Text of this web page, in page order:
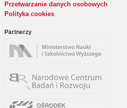
Przetwarzanie danych osobowych
Polityka cookies
Partnerzy